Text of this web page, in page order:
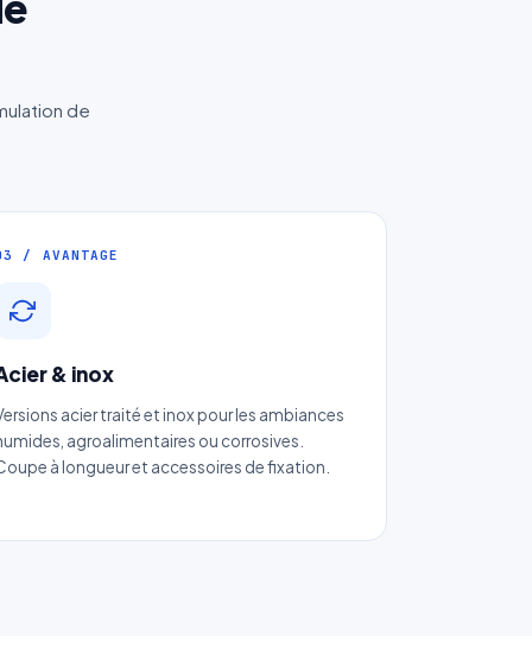
de
/ AVANTAGE
& inox
acier traité et inox pour les ambiances
agroalimentaires ou corrosives.
à longueur et accessoires de fixation.